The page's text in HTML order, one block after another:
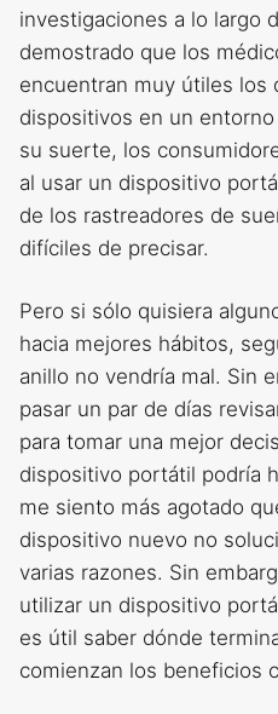
investigaciones a lo largo
demostrado que los
encuentran muy útiles los
dispositivos en un
su suerte, los
al usar un dispositivo
de los rastreadores de
difíciles de precisar.
Pero si sólo quisiera
hacia mejores hábitos,
anillo no vendría mal. Sin
pasar un par de días
para tomar una mejor
dispositivo portátil podría
me siento más agotado
dispositivo nuevo no
varias razones. Sin
utilizar un dispositivo
es útil saber dónde
comienzan los beneficios